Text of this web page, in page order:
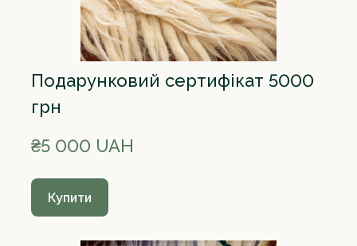
Подарунковий сертифікат 5000
грн
₴5 000 UAH
Купити